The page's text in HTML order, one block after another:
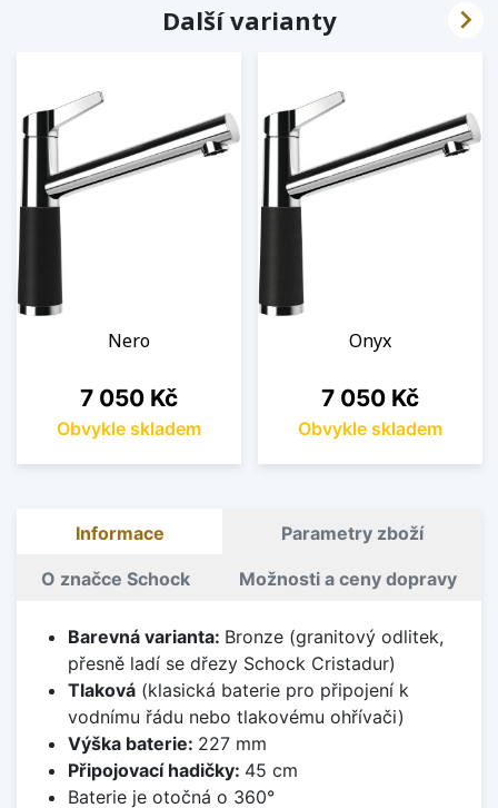
Další varianty
Nero
Cena
7 050 Kč
Obvykle skladem
Onyx
Cena
7 050 Kč
Obvykle skladem

Informace Parametry zboží
O značce Schock Možnosti a ceny dopravy
Barevná varianta: Bronze (granitový odlitek,
přesně ladí se dřezy Schock Cristadur)
Tlaková(klasická baterie pro připojení k
vodnímu řádu nebo tlakovému ohřívači)
Výška baterie: 227 mm
Připojovací hadičky: 45 cm
Baterie je otočná o 360°